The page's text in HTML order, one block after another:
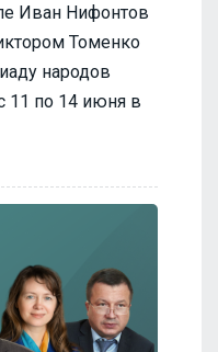
Иван Нифонтов
Томенко
народов
11 по 14 июня в